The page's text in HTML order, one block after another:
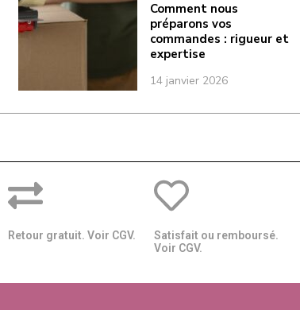
Comment nous
préparons vos
commandes : rigueur et
expertise
14 janvier 2026
Retour gratuit. Voir CGV.
Satisfait ou remboursé.
Voir CGV.